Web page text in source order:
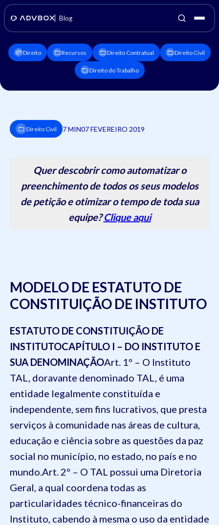
Blog
Direito Recursos Direito Contratual Direito Civil
Direito do Trabalho
Direito Civil 7 MIN07 FEVEREIRO 2019
Quer descobrir como automatizar o
preenchimento de todos os seus modelos
de petição e otimizar o tempo de toda sua
equipe?Clique aqui
MODELO DE ESTATUTO DE
CONSTITUIÇÃO DE INSTITUTO
ESTATUTO DE CONSTITUIÇÃO DE
INSTITUTOCAPÍTULO I – DO INSTITUTO E
SUA DENOMINAÇÃOArt. 1º – O Instituto
TAL, doravante denominado TAL, é uma
entidade legalmente constituída e
independente, sem fins lucrativos, que presta
serviços à comunidade nas áreas de cultura,
educação e ciência sobre as questões da paz
social no município, no estado, no país e no
mundo.Art. 2º – O TAL possui uma Diretoria
Geral, a qual coordena todas as
particularidades técnico-financeiras do
Instituto, cabendo à mesma o uso da entidade